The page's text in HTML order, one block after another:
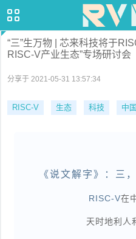
“三”生万物 | 芯来科技将于
RISC-V产业生态”专场研讨会
分享于 2021-05-31 13:57:34
RISC-V 生态 科技 中国
《说文解字》： 三
RISC-V在
天时地利人